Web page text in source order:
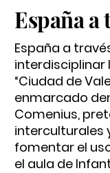
España
España a
interdisciplinar
“Ciudad de
enmarcado
Comenius,
interculturales
fomentar el
el aula de